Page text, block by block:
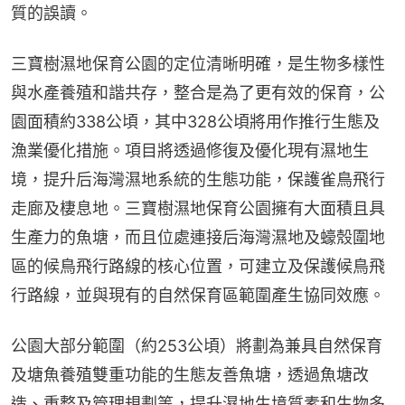
質的誤讀。
三寶樹濕地保育公園的定位清晰明確，是生物多樣性
與水產養殖和諧共存，整合是為了更有效的保育，公
園面積約338公頃，其中328公頃將用作推行生態及
漁業優化措施。項目將透過修復及優化現有濕地生
境，提升后海灣濕地系統的生態功能，保護雀鳥飛行
走廊及棲息地。三寶樹濕地保育公園擁有大面積且具
生產力的魚塘，而且位處連接后海灣濕地及蠔殼圍地
區的候鳥飛行路線的核心位置，可建立及保護候鳥飛
行路線，並與現有的自然保育區範圍產生協同效應。
公園大部分範圍（約253公頃）將劃為兼具自然保育
及塘魚養殖雙重功能的生態友善魚塘，透過魚塘改